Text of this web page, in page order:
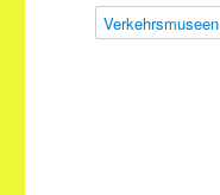
Verkehrsmuseen